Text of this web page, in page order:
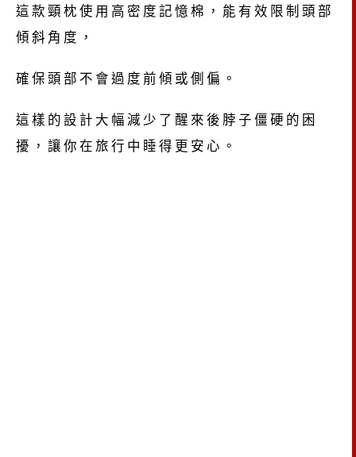
這款頸枕使用高密度記憶棉，能有效限制頭部
傾斜角度，
確保頭部不會過度前傾或側偏。
這樣的設計大幅減少了醒來後脖子僵硬的困
擾，讓你在旅行中睡得更安心。